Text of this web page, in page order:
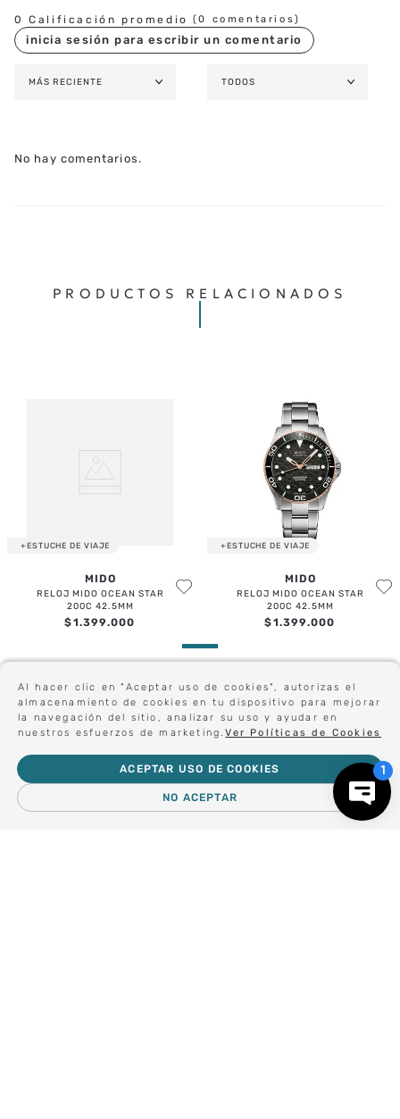
Al hacer clic en "Aceptar uso de cookies", autorizas el
almacenamiento de cookies en tu dispositivo para mejorar
la navegación del sitio, analizar su uso y ayudar en
nuestros esfuerzos de marketing.Ver Políticas de Cookies
NO ACEPTAR
ACEPTAR USO DE COOKIES
0 Calificación promedio (0 comentarios)
MÁS RECIENTE TODOS
No hay comentarios.
PRODUCTOS RELACIONADOS
+ESTUCHE DE VIAJE
MIDO
RELOJ MIDO OCEAN STAR
200C 42.5MM
$1.399.000
+ESTUCHE DE VIAJE
MIDO
RELOJ MIDO OCEAN STAR
200C 42.5MM
$1.399.000
Sé el primero en conocer nuestras novedades:
Forma parte de nuestros clientes exclusivos.